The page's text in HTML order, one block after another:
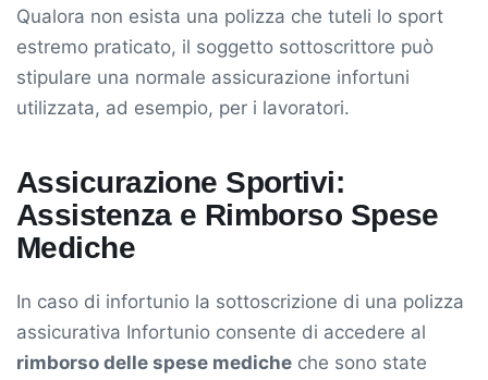
Qualora non esista una polizza che tuteli lo sport
estremo praticato, il soggetto sottoscrittore può
stipulare una normale assicurazione infortuni
utilizzata, ad esempio, per i lavoratori.
Assicurazione Sportivi:
Assistenza e Rimborso Spese
Mediche
In caso di infortunio la sottoscrizione di una polizza
assicurativa Infortunio consente di accedere al
rimborso delle spese mediche che sono state